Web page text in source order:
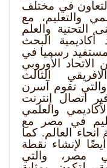
في مختلف
والتعليم، مع
والعلم
أكاديمية البحث
رسميا في
الأوروبي
الثالث
تقوم آسرن
اتصال إنترنت
والعلمي
في مصر مع
انحاء العالم. كما
لإنشاء نقطة
مصر، والتي